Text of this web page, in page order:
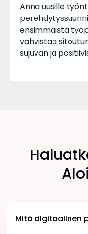
Anna uusille
ensimmäistä
vahvistaa
sujuvan ja
Mitä digitaalinen